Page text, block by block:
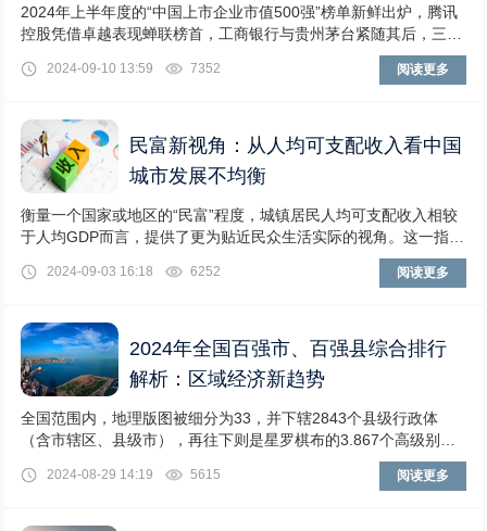
2024年上半年度的“中国上市企业市值500强”榜单新鲜出炉，腾讯
控股凭借卓越表现蝉联榜首，工商银行与贵州茅台紧随其后，三强
2024-09-10 13:59 7352 阅读更多
民富新视角：从人均可支配收入看中国
城市发展不均衡
衡量一个国家或地区的“民富”程度，城镇居民人均可支配收入相较
于人均GDP而言，提供了更为贴近民众生活实际的视角。这一指标
2024-09-03 16:18 6252 阅读更多
2024年全国百强市、百强县综合排行
解析：区域经济新趋势
全国范围内，地理版图被细分为33，并下辖2843个县级行政体
（含市辖区、县级市），再往下则是星罗棋布的3.867个高级别城
2024-08-29 14:19 5615 阅读更多